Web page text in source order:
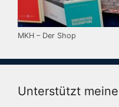
MKH – Der Shop
Unterstützt